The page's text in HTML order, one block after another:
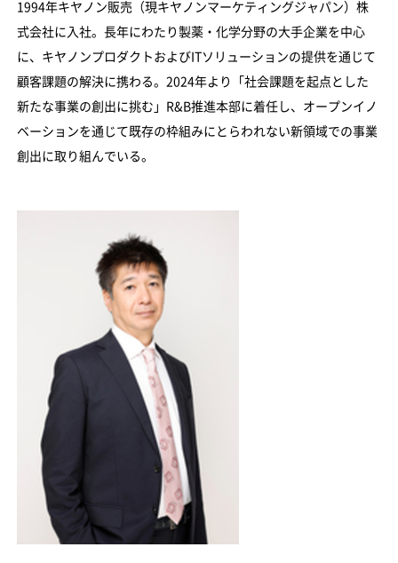
1994年キヤノン販売（現キヤノンマーケティングジャパン）株
式会社に入社。長年にわたり製薬・化学分野の大手企業を中心
に、キヤノンプロダクトおよびITソリューションの提供を通じて
顧客課題の解決に携わる。2024年より「社会課題を起点とした
新たな事業の創出に挑む」R&B推進本部に着任し、オープンイノ
ベーションを通じて既存の枠組みにとらわれない新領域での事業
創出に取り組んでいる。